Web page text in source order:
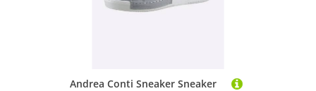
Andrea Conti Sneaker Sneaker